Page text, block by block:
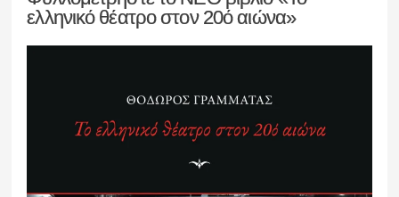
ελληνικό θέατρο στον 20ό αιώνα»